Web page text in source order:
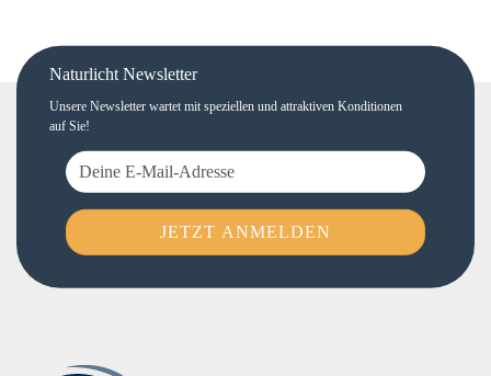
Naturlicht Newsletter
Unsere Newsletter wartet mit speziellen und attraktiven Konditionen
auf Sie!